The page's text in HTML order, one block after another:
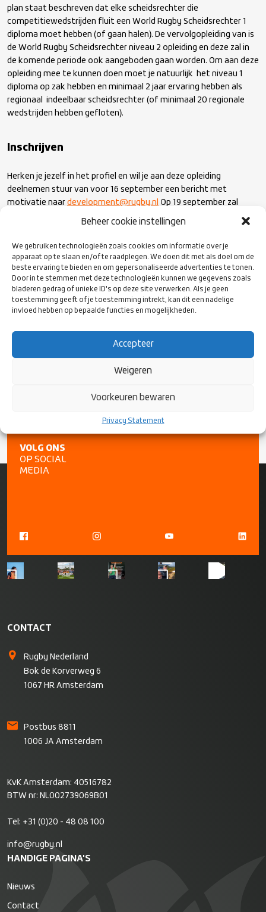
Beheer cookie instellingen
We gebruiken technologieën zoals cookies om informatie over je
apparaat op te slaan en/of te raadplegen. We doen dit met als doel om de
beste ervaring te bieden en om gepersonaliseerde advertenties te tonen.
Door in te stemmen met deze technologieën kunnen we gegevens zoals
bladeren gedrag of unieke ID's op deze site verwerken. Als je geen
toestemming geeft of je toestemming intrekt, kan dit een nadelige
invloed hebben op bepaalde functies en mogelijkheden.
Accepteer
Weigeren
Voorkeuren bewaren
Privacy Statement
plan staat beschreven dat elke scheidsrechter die
competitiewedstrijden fluit een World Rugby Scheidsrechter 1
diploma moet hebben (of gaan halen). De vervolgopleiding van is
de World Rugby Scheidsrechter niveau 2 opleiding en deze zal in
de komende periode ook aangeboden gaan worden. Om aan deze
opleiding mee te kunnen doen moet je natuurlijk het niveau 1
diploma op zak hebben en minimaal 2 jaar ervaring hebben als
regionaal indeelbaar scheidsrechter (of minimaal 20 regionale
wedstrijden hebben gefloten).
Inschrijven
Herken je jezelf in het profiel en wil je aan deze opleiding
deelnemen stuur van voor 16 september een bericht met
motivatie naar development@rugby.nl Op 19 september zal
bekend gemaakt worden welke scheidsrechters hier aan deel
Praktische informatie:
De cursus duurt 2 dagen die in overleg met de deelnemers en de
opleider worden gepland. Dit zal zijn op competitievrije dagen in
euro (dit is inclusief praktijkexamen), Kijkhiervoor meer
informatie over deze cursus.
VOLG ONS
OP SOCIAL
MEDIA
CONTACT
Rugby Nederland
Bok de Korverweg 6
1067 HR Amsterdam
Postbus 8811
1006 JA Amsterdam
KvK Amsterdam: 40516782
BTW nr: NL002739069B01
Tel: +31 (0)20 - 48 08 100
info@rugby.nl
HANDIGE PAGINA'S
Nieuws
Contact